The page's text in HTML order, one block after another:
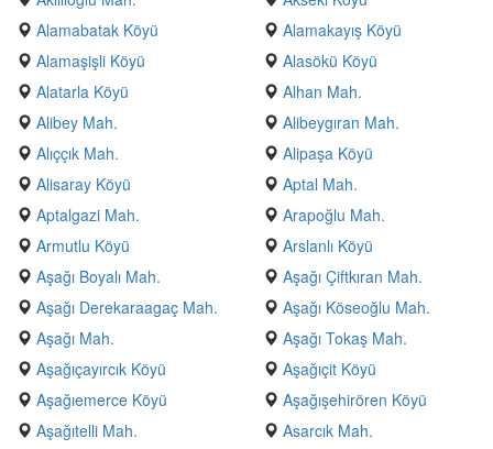
Alamabatak Köyü
Alamakayış Köyü
Alamaşişli Köyü
Alasökü Köyü
Alatarla Köyü
Alhan Mah.
Alibey Mah.
Alibeygıran Mah.
Alıççık Mah.
Alipaşa Köyü
Alisaray Köyü
Aptal Mah.
Aptalgazi Mah.
Arapoğlu Mah.
Armutlu Köyü
Arslanlı Köyü
Aşağı Boyalı Mah.
Aşağı Çiftkıran Mah.
Aşağı Derekaraagaç Mah.
Aşağı Köseoğlu Mah.
Aşağı Mah.
Aşağı Tokaş Mah.
Aşağıçayırcık Köyü
Aşağıçit Köyü
Aşağıemerce Köyü
Aşağışehirören Köyü
Aşağıtelli Mah.
Asarcık Mah.